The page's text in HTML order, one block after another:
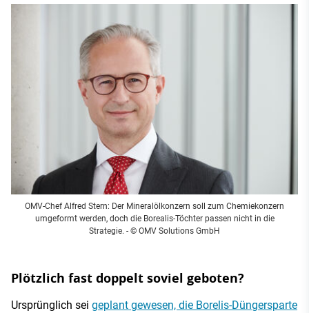
OMV-Chef Alfred Stern: Der Mineralölkonzern soll zum Chemiekonzern
umgeformt werden, doch die Borealis-Töchter passen nicht in die
Strategie. - © OMV Solutions GmbH
Plötzlich fast doppelt soviel geboten?
Ursprünglich sei geplant gewesen, die Borelis-Düngersparte